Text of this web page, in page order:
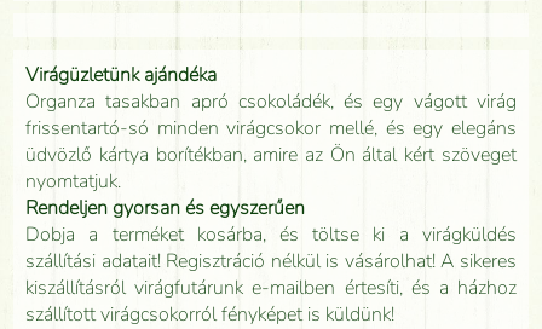
Virágüzletünk ajándéka
Organza tasakban apró csokoládék, és egy vágott virág
frissentartó-só minden virágcsokor mellé, és egy elegáns
üdvözlő kártya borítékban, amire az Ön által kért szöveget
nyomtatjuk.
Rendeljen gyorsan és egyszerűen
Dobja a terméket kosárba, és töltse ki a virágküldés
szállítási adatait! Regisztráció nélkül is vásárolhat! A sikeres
kiszállításról virágfutárunk e-mailben értesíti, és a házhoz
szállított virágcsokorról fényképet is küldünk!